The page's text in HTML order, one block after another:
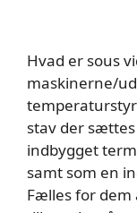
Hvad er sous
maskinerne/
stav der
indbygget
samt som en
Fælles for